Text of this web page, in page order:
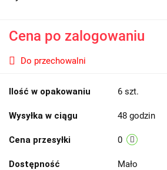
Cena po zalogowaniu
Do przechowalni
Ilość w opakowaniu 6 szt.
Wysyłka w ciągu 48 godzin
Cena przesyłki 0
Dostępność Mało